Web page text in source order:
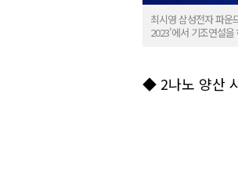
최시영 삼성전자 파운
2023'에서 기조연설
◆ 2나노 양산